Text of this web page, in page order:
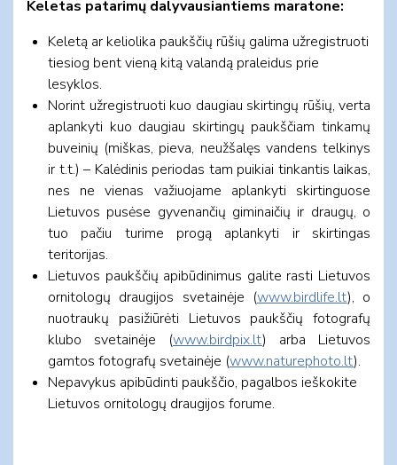
Keletas patarimų dalyvausiantiems maratone:
Keletą ar keliolika paukščių rūšių galima užregistruoti
tiesiog bent vieną kitą valandą praleidus prie
lesyklos.
Norint užregistruoti kuo daugiau skirtingų rūšių, verta
aplankyti kuo daugiau skirtingų paukščiam tinkamų
buveinių (miškas, pieva, neužšalęs vandens telkinys
ir t.t.) – Kalėdinis periodas tam puikiai tinkantis laikas,
nes ne vienas važiuojame aplankyti skirtinguose
Lietuvos pusėse gyvenančių giminaičių ir draugų, o
tuo pačiu turime progą aplankyti ir skirtingas
teritorijas.
Lietuvos paukščių apibūdinimus galite rasti Lietuvos
ornitologų draugijos svetainėje (www.birdlife.lt), o
nuotraukų pasižiūrėti Lietuvos paukščių fotografų
klubo svetainėje (www.birdpix.lt) arba Lietuvos
gamtos fotografų svetainėje (www.naturephoto.lt).
Nepavykus apibūdinti paukščio, pagalbos ieškokite
Lietuvos ornitologų draugijos forume.